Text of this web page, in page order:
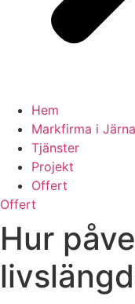
Hem
Markfirma i Järna
Tjänster
Projekt
Offert
Offert
Hur